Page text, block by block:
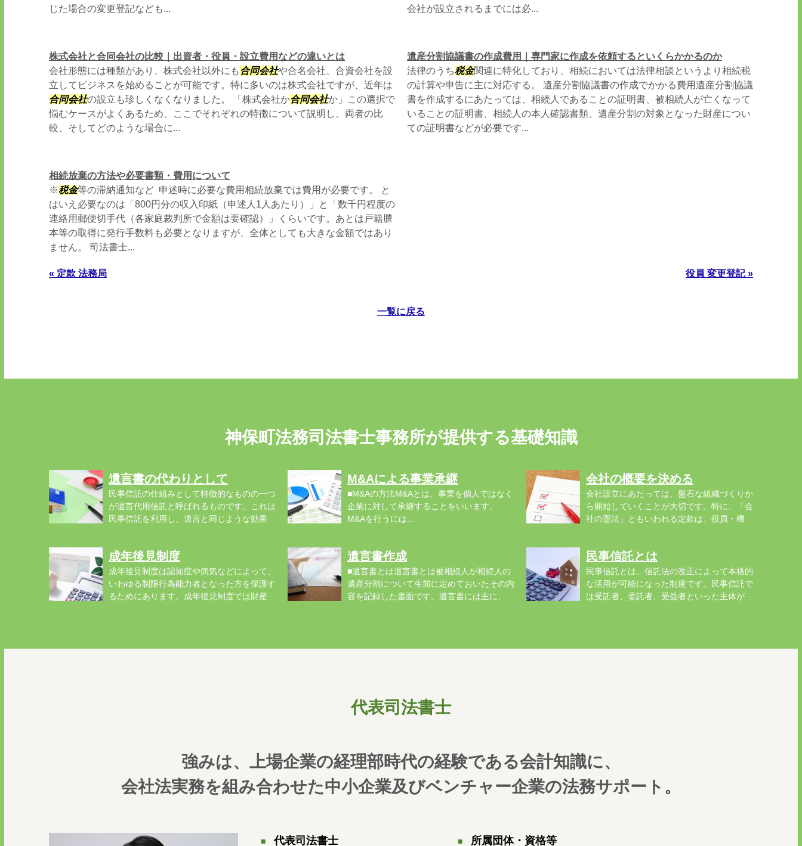
じた場合の変更登記なども...
会社が設立されるまでには必...
株式会社と合同会社の比較｜出資者・役員・設立費用などの違いとは
会社形態には種類があり、株式会社以外にも合同会社や合名会社、合資会社を設
立してビジネスを始めることが可能です。特に多いのは株式会社ですが、近年は
合同会社の設立も珍しくなくなりました。 「株式会社か合同会社か」この選択で
悩むケースがよくあるため、ここでそれぞれの特徴について説明し、両者の比
較、そしてどのような場合に...
遺産分割協議書の作成費用｜専門家に作成を依頼するといくらかかるのか
法律のうち税金関連に特化しており、相続においては法律相談というより相続税
の計算や申告に主に対応する。 遺産分割協議書の作成でかかる費用遺産分割協議
書を作成するにあたっては、相続人であることの証明書、被相続人が亡くなって
いることの証明書、相続人の本人確認書類、遺産分割の対象となった財産につい
ての証明書などが必要です...
相続放棄の方法や必要書類・費用について
※税金等の滞納通知など 申述時に必要な費用相続放棄では費用が必要です。 と
はいえ必要なのは「800円分の収入印紙（申述人1人あたり）」と「数千円程度の
連絡用郵便切手代（各家庭裁判所で金額は要確認）」くらいです。あとは戸籍謄
本等の取得に発行手数料も必要となりますが、全体としても大きな金額ではあり
ません。 司法書士...
« 定款 法務局 役員 変更登記 »
一覧に戻る
神保町法務司法書士事務所が提供する基礎知識
遺言書の代わりとして
民事信託の仕組みとして特徴的なものの一つ
が遺言代用信託と呼ばれるものです。これは
民事信託を利用し、遺言と同じような効果
M&Aによる事業承継
■M&Aの方法M&Aとは、事業を個人ではなく
企業に対して承継することをいいます。
M&Aを行うには...
会社の概要を決める
会社設立にあたっては、盤石な組織づくりか
ら開始していくことが大切です。特に、「会
社の憲法」ともいわれる定款は、役員・機
成年後見制度
成年後見制度は認知症や病気などによって、
いわゆる制限行為能力者となった方を保護す
るためにあります。成年後見制度では財産
遺言書作成
■遺言書とは遺言書とは被相続人が相続人の
遺産分割について生前に定めておいたその内
容を記録した書面です。遺言書には主に、
民事信託とは
民事信託とは、信託法の改正によって本格的
な活用が可能になった制度です。民事信託で
は受託者、委託者、受益者といった主体が
代表司法書士
強みは、上場企業の経理部時代の経験である会計知識に、
会社法実務を組み合わせた中小企業及びベンチャー企業の法務サポート。
代表司法書士 所属団体・資格等